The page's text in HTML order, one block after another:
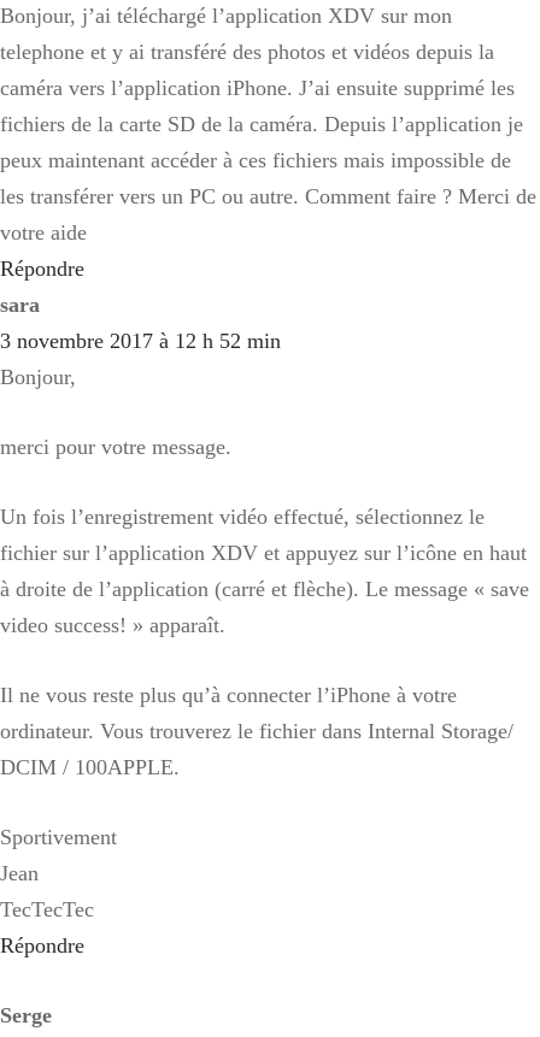
Bonjour, j’ai téléchargé l’application XDV sur mon
telephone et y ai transféré des photos et vidéos depuis la
caméra vers l’application iPhone. J’ai ensuite supprimé les
fichiers de la carte SD de la caméra. Depuis l’application je
peux maintenant accéder à ces fichiers mais impossible de
les transférer vers un PC ou autre. Comment faire ? Merci de
votre aide
Répondre
sara
3 novembre 2017 à 12 h 52 min
Bonjour,
merci pour votre message.
Un fois l’enregistrement vidéo effectué, sélectionnez le
fichier sur l’application XDV et appuyez sur l’icône en haut
à droite de l’application (carré et flèche). Le message « save
video success! » apparaît.
Il ne vous reste plus qu’à connecter l’iPhone à votre
ordinateur. Vous trouverez le fichier dans Internal Storage/
DCIM / 100APPLE.
Sportivement
Jean
TecTecTec
Répondre
Serge